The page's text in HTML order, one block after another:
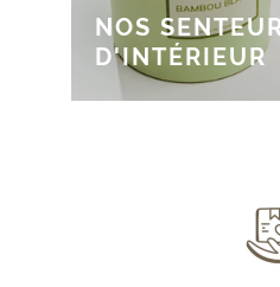
NOS
D'INTÉRIEUR